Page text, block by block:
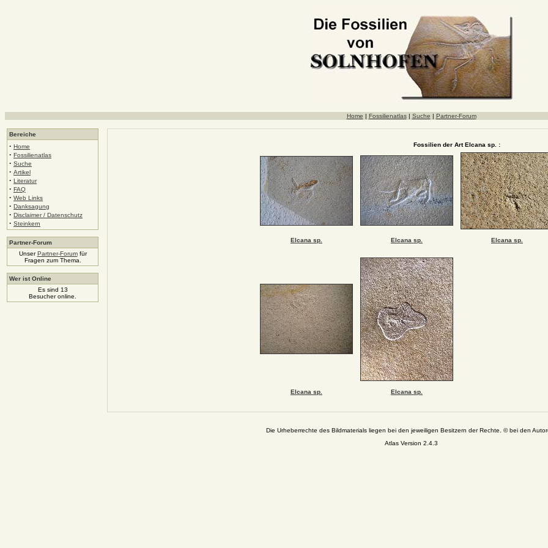
Home | Fossilienatlas| Suche | Partner-Forum
Bereiche
· Home
· Fossilienatlas
· Suche
· Artikel
· Literatur
· FAQ
· Web Links
· Danksagung
· Disclaimer / Datenschutz
· Steinkern
Partner-Forum
UnserPartner-Forumfür
Fragen zum Thema.
Wer ist Online
Es sind 13
Besucher online.
Fossilien der Art Elcana sp. :
Elcana sp. Elcana sp. Elcana sp.
Elcana sp. Elcana sp.
Die Urheberrechte des Bildmaterials liegen bei den jeweiligen Besitzern der Rechte. © bei den
Atlas Version 2.4.3